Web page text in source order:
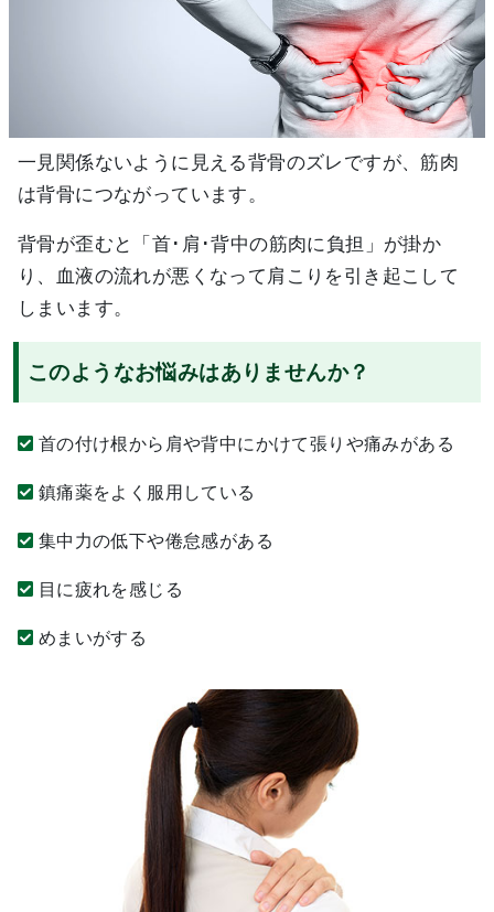
一見関係ないように見える背骨のズレですが、筋肉
は背骨につながっています。
背骨が歪むと「首･肩･背中の筋肉に負担」が掛か
り、血液の流れが悪くなって肩こりを引き起こして
しまいます。
このようなお悩みはありませんか？
首の付け根から肩や背中にかけて張りや痛みがある
鎮痛薬をよく服用している
集中力の低下や倦怠感がある
目に疲れを感じる
めまいがする